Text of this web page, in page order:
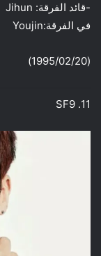
في الفرقة:Youjin
(1995/02/20) (1993/02/10)
11. SF9